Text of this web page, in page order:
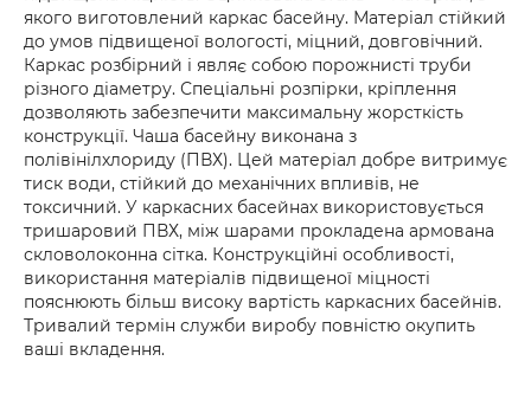
якого виготовлений каркас басейну. Матеріал стійкий
до умов підвищеної вологості, міцний, довговічний.
Каркас розбірний і являє собою порожнисті труби
різного діаметру. Спеціальні розпірки, кріплення
дозволяють забезпечити максимальну жорсткість
конструкції. Чаша басейну виконана з
полівінілхлориду (ПВХ). Цей матеріал добре витримує
тиск води, стійкий до механічних впливів, не
токсичний. У каркасних басейнах використовується
тришаровий ПВХ, між шарами прокладена армована
скловолоконна сітка. Конструкційні особливості,
використання матеріалів підвищеної міцності
пояснюють більш високу вартість каркасних басейнів.
Тривалий термін служби виробу повністю окупить
ваші вкладення.